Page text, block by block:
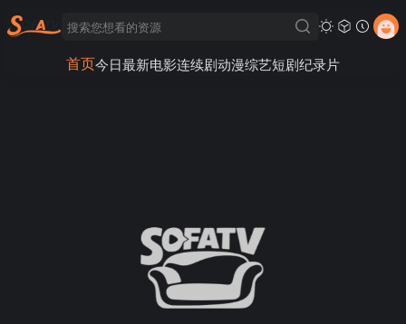
首页今日最新电影连续剧动漫综艺短剧纪录片